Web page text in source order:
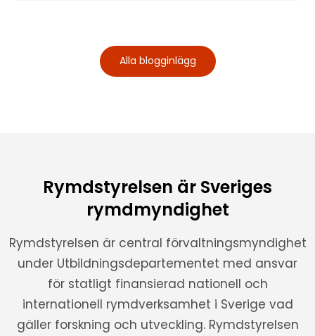
Alla blogginlägg
Rymdstyrelsen är Sveriges
rymdmyndighet
Rymdstyrelsen är central förvaltningsmyndighet
under Utbildningsdepartementet med ansvar
för statligt finansierad nationell och
internationell rymdverksamhet i Sverige vad
gäller forskning och utveckling. Rymdstyrelsen